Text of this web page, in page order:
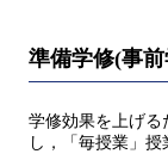
準備学修(事
学修効果を上げる
し，「毎授業」